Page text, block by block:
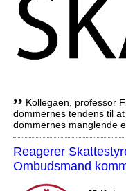
,, Kollegaen, professor
dommernes tendens til
dommernes manglende
Reagerer
Ombudsmand
,,